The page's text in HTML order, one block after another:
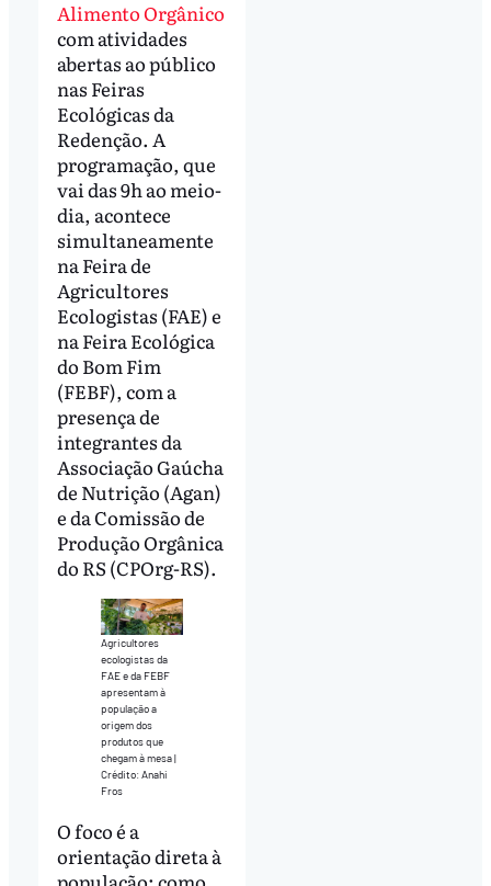
Alimento Orgânico
com atividades
abertas ao público
nas Feiras
Ecológicas da
Redenção. A
programação, que
vai das 9h ao meio-
dia, acontece
simultaneamente
na Feira de
Agricultores
Ecologistas (FAE) e
na Feira Ecológica
do Bom Fim
(FEBF), com a
presença de
integrantes da
Associação Gaúcha
de Nutrição (Agan)
e da Comissão de
Produção Orgânica
do RS (CPOrg-RS).
Agricultores
ecologistas da
FAE e da FEBF
apresentam à
população a
origem dos
produtos que
chegam à mesa |
Crédito: Anahi
Fros
O foco é a
orientação direta à